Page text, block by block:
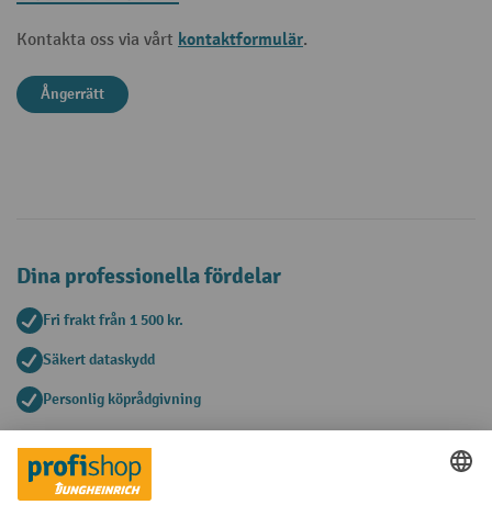
Kontakta oss via vårt kontaktformulär.
Ångerrätt
Dina professionella fördelar
Fri frakt från 1 500 kr.
Säkert dataskydd
Personlig köprådgivning
Betalningsmetoder